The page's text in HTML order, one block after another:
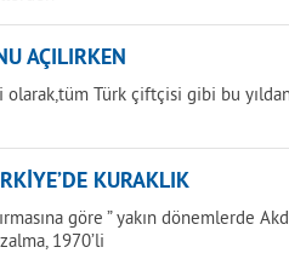
AÇILIRKEN
Türk çiftçisi gibi bu
KURAKLIK
göre ” yakın dönemlerde
1970’li